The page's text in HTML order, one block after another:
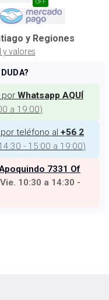
y Regiones
y valores
Whatsapp AQUÍ
a 19:00)
teléfono al +56 2
- 15:00 a 19:00)
7331 Of
10:30 a 14:30 -